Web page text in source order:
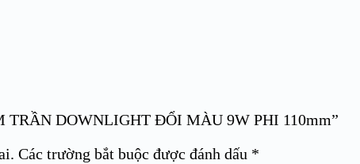
TRẦN DOWNLIGHT ĐỔI MÀU 9W PHI 110mm”
Các trường bắt buộc được đánh dấu *